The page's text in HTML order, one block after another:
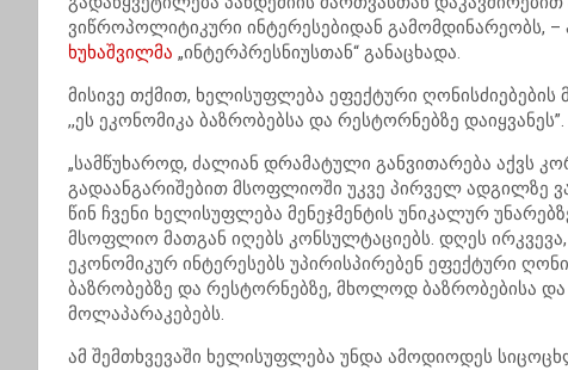
ვიწროპოლიტიკური ინტერესებიდან გამომდინარეობს,
ხუხაშვილმა „ინტერპრესნიუსთან“ განაცხადა.
მისივე თქმით, ხელისუფლება ეფექტური ღონისძიებების
,,ეს ეკონომიკა ბაზრობებსა და რესტორნებზე დაიყვანეს”.
„სამწუხაროდ, ძალიან დრამატული განვითარება აქვს
გადაანგარიშებით მსოფლიოში უკვე პირველ ადგილზე
წინ ჩვენი ხელისუფლება მენეჯმენტის უნიკალურ
მსოფლიო მათგან იღებს კონსულტაციებს. დღეს
ეკონომიკურ ინტერესებს უპირისპირებენ ეფექტური
ბაზრობებზე და რესტორნებზე, მხოლოდ ბაზრობებისა
მოლაპარაკებებს.
ამ შემთხვევაში ხელისუფლება უნდა ამოდიოდეს